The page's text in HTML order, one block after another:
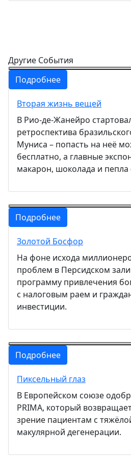
Другие События
Подробнее
Вторая жизнь вещей
В Рио-де-Жанейро
ретроспектива
Муниса – попасть на неё
бесплатно, а главные
макарон, шоколада и пепла
Подробнее
Золотой Босфор
На фоне исхода
проблем в Персидском
программу привлечения
с налоговым раем и
инвестиции.
Подробнее
Пиксельный глаз
В Европейском союзе
PRIMA, который
зрение пациентам с
макулярной дегенерации.